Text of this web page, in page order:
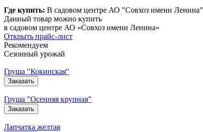
Где купить: В садовом центре АО "Совхоз имени Ленина"
Данный товар можно купить
в садовом центре АО «Совхоз имени Ленина»
Открыть прайс-лист
Рекомендуем
Сезонный урожай
Груша "Кокинская"
Заказать
Груша "Осенняя крупная"
Заказать
Лапчатка желтая